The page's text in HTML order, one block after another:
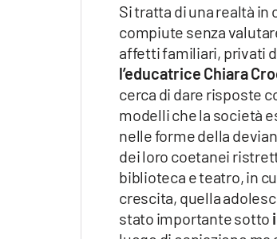
Si tratta di una realtà in
compiute senza
affetti familiari, privati
l’educatrice Chiara
cerca di dare risposte
modelli che la società
nelle forme della
dei loro coetanei
biblioteca e teatro, in
crescita, quella
stato importante sotto